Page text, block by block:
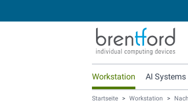
Workstation AI Systems
Startseite > Workstation >